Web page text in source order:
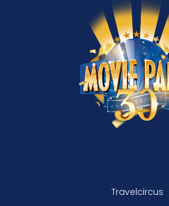
Travelcircus